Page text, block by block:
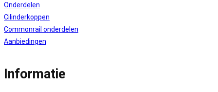
Onderdelen
Cilinderkoppen
Commonrail onderdelen
Aanbiedingen
Informatie